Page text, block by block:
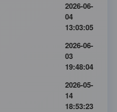
2026-06-
04
13:03:05
2026-06-
03
19:48:04
2026-05-
14
18:53:23